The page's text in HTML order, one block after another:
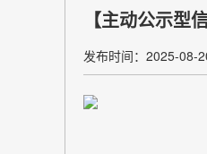
【主动公示型
发布时间：2025-08-